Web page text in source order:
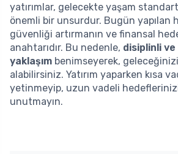
yatırımlar, gelecekte yaşam
önemli bir unsurdur. Bugün yapılan
güvenliği artırmanın ve finansal
anahtarıdır. Bu nedenle, disiplinli
yaklaşım benimseyerek,
alabilirsiniz. Yatırım yaparken kısa
yetinmeyip, uzun vadeli
unutmayın.